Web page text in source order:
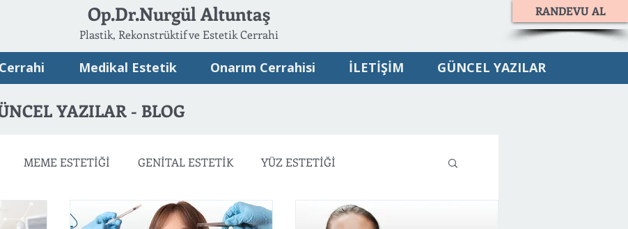
RANDEVU AL
Op.Dr.Nurgül Altuntaş
Plastik, Rekonstrüktif ve Estetik Cerrahi
Medikal Estetik Onarım Cerrahisi İLETİŞİM GÜNCEL YAZILAR
YAZILAR - BLOG
MEME ESTETİĞİ GENİTAL ESTETİK YÜZ ESTETİĞİ
ESTETİK ONARIM CERRAHİSİ